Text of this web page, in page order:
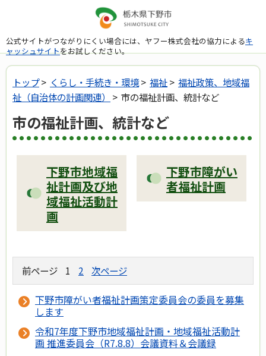
公式サイトがつながりにくい場合には、ヤフー株式会社の協力によるキ
ャッシュサイトをお試しください。
トップ> くらし・手続き・環境> 福祉> 福祉政策、地域福
祉（自治体の計画関連）
> 市の福祉計画、統計など
市の福祉計画、統計など
下野市地域福
祉計画及び地
域福祉活動計
画
下野市障がい
者福祉計画
前ページ 1 2 次ページ
下野市障がい者福祉計画策定委員会の委員を募集
します
令和7年度下野市地域福祉計画・地域福祉活動計
画 推進委員会（R7.8.8）会議資料＆会議録